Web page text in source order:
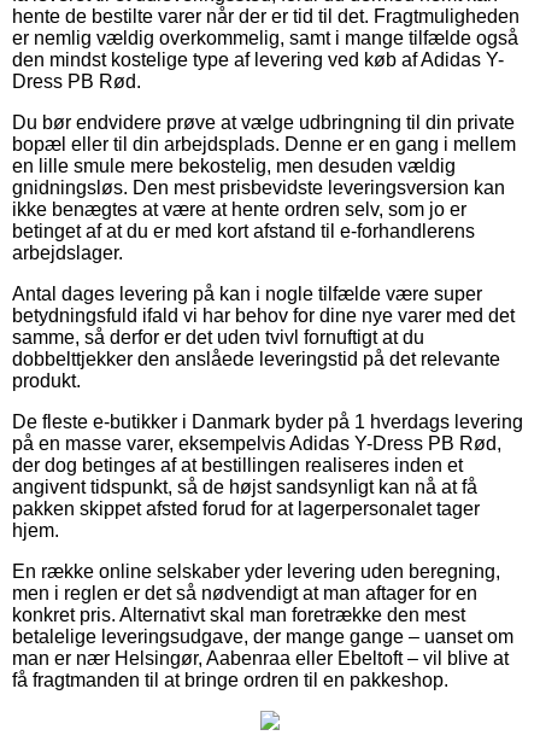
hente de bestilte varer når der er tid til det. Fragtmuligheden
er nemlig vældig overkommelig, samt i mange tilfælde også
den mindst kostelige type af levering ved køb af Adidas Y-
Dress PB Rød.
Du bør endvidere prøve at vælge udbringning til din private
bopæl eller til din arbejdsplads. Denne er en gang i mellem
en lille smule mere bekostelig, men desuden vældig
gnidningsløs. Den mest prisbevidste leveringsversion kan
ikke benægtes at være at hente ordren selv, som jo er
betinget af at du er med kort afstand til e-forhandlerens
arbejdslager.
Antal dages levering på kan i nogle tilfælde være super
betydningsfuld ifald vi har behov for dine nye varer med det
samme, så derfor er det uden tvivl fornuftigt at du
dobbelttjekker den anslåede leveringstid på det relevante
produkt.
De fleste e-butikker i Danmark byder på 1 hverdags levering
på en masse varer, eksempelvis Adidas Y-Dress PB Rød,
der dog betinges af at bestillingen realiseres inden et
angivent tidspunkt, så de højst sandsynligt kan nå at få
pakken skippet afsted forud for at lagerpersonalet tager
hjem.
En række online selskaber yder levering uden beregning,
men i reglen er det så nødvendigt at man aftager for en
konkret pris. Alternativt skal man foretrække den mest
betalelige leveringsudgave, der mange gange – uanset om
man er nær Helsingør, Aabenraa eller Ebeltoft – vil blive at
få fragtmanden til at bringe ordren til en pakkeshop.